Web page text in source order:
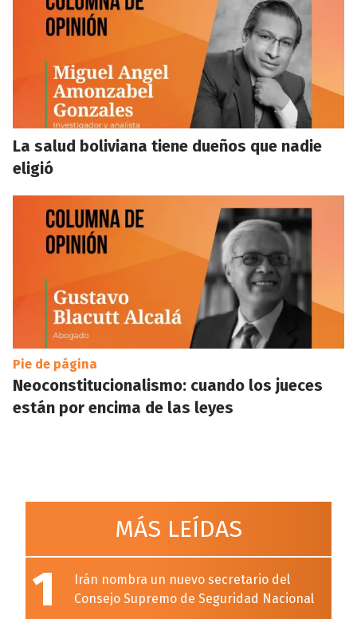
La salud boliviana tiene dueños que nadie
eligió
Pie de página
Neoconstitucionalismo: cuando los jueces
están por encima de las leyes
MÁS LEÍDAS
1
Irán nombra un nuevo secretario del
Consejo Supremo de Seguridad Nacional